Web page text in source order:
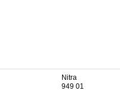
Nitra
949 01